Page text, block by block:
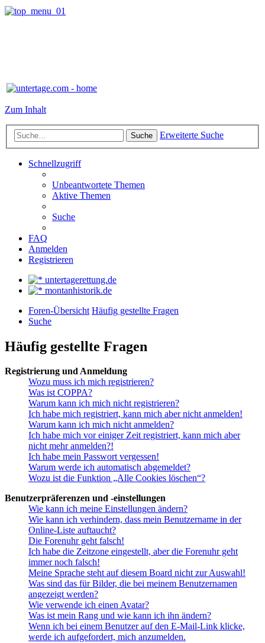
Zum Inhalt
Suche Erweiterte Suche
Schnellzugriff
Unbeantwortete Themen
Aktive Themen
Suche
FAQ
Anmelden
Registrieren
untertagerettung.de
montanhistorik.de
Foren-Übersicht Häufig gestellte Fragen
Suche
Häufig gestellte Fragen
Registrierung und Anmeldung
Wozu muss ich mich registrieren?
Was ist COPPA?
Warum kann ich mich nicht registrieren?
Ich habe mich registriert, kann mich aber nicht anmelden!
Warum kann ich mich nicht anmelden?
Ich habe mich vor einiger Zeit registriert, kann mich aber
nicht mehr anmelden?!
Ich habe mein Passwort vergessen!
Warum werde ich automatisch abgemeldet?
Wozu ist die Funktion „Alle Cookies löschen“?
Benutzerpräferenzen und -einstellungen
Wie kann ich meine Einstellungen ändern?
Wie kann ich verhindern, dass mein Benutzername in der
Online-Liste auftaucht?
Die Forenuhr geht falsch!
Ich habe die Zeitzone eingestellt, aber die Forenuhr geht
immer noch falsch!
Meine Sprache steht auf diesem Board nicht zur Auswahl!
Was sind das für Bilder, die bei meinem Benutzernamen
angezeigt werden?
Wie verwende ich einen Avatar?
Was ist mein Rang und wie kann ich ihn ändern?
Wenn ich bei einem Benutzer auf den E-Mail-Link klicke,
werde ich aufgefordert, mich anzumelden.